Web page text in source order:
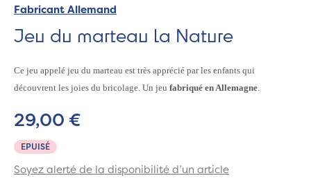
Fabricant Allemand
Jeu du marteau la Nature
Ce jeu appelé jeu du marteau est très apprécié par les enfants qui
découvrent les joies du bricolage. Un jeu fabriqué en Allemagne.
EPUISÉ
29,00 €
Soyez alerté de la disponibilité d’un article